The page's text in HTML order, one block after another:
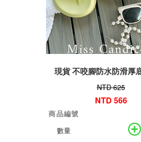
現貨 不咬腳防水防滑厚
NTD 625
NTD 566
商品編號
數量